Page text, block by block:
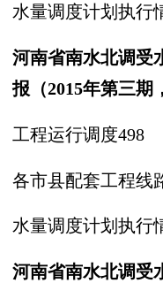
水量调度计划执行
河南省南水北调受
报（2015年第三期，
工程运行调度498
各市县配套工程线
水量调度计划执行
河南省南水北调受